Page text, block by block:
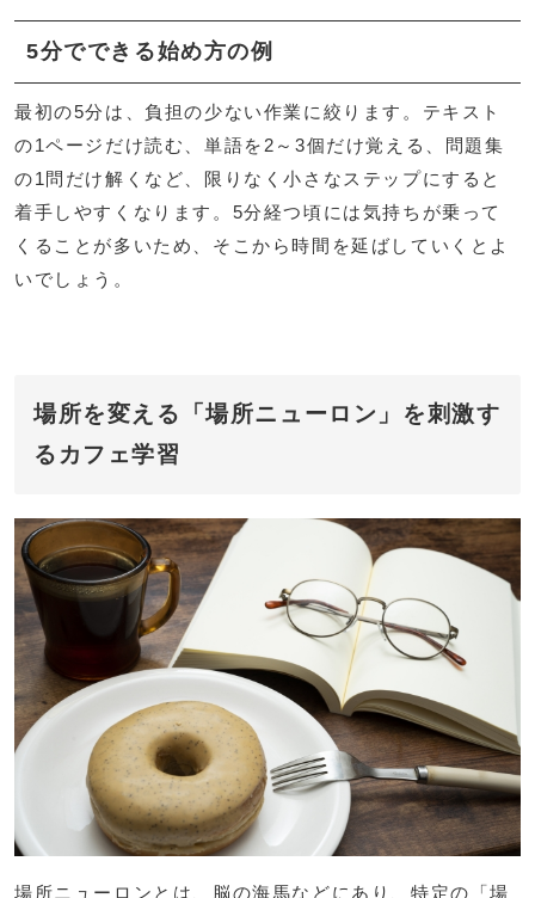
5分でできる始め方の例
最初の5分は、負担の少ない作業に絞ります。テキスト
の1ページだけ読む、単語を2～3個だけ覚える、問題集
の1問だけ解くなど、限りなく小さなステップにすると
着手しやすくなります。5分経つ頃には気持ちが乗って
くることが多いため、そこから時間を延ばしていくとよ
いでしょう。
場所を変える「場所ニューロン」を刺激す
るカフェ学習
場所ニューロンとは、脳の海馬などにあり、特定の「場